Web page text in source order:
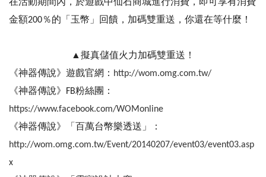
在活動期間內，於遊戲中仙石商城進行消費，即可享有消費
金額200％的「玉幣」回饋，加碼雙重送，你還在等什麼！
▲擬真儲值火力加碼雙重送！
《神器傳說》遊戲官網： http://wom.omg.com.tw/
《神器傳說》FB粉絲團：
https://www.facebook.com/WOMonline
《神器傳說》「百萬台幣樂透送」：
http://wom.omg.com.tw/Event/20140207/event03/event03.asp
x